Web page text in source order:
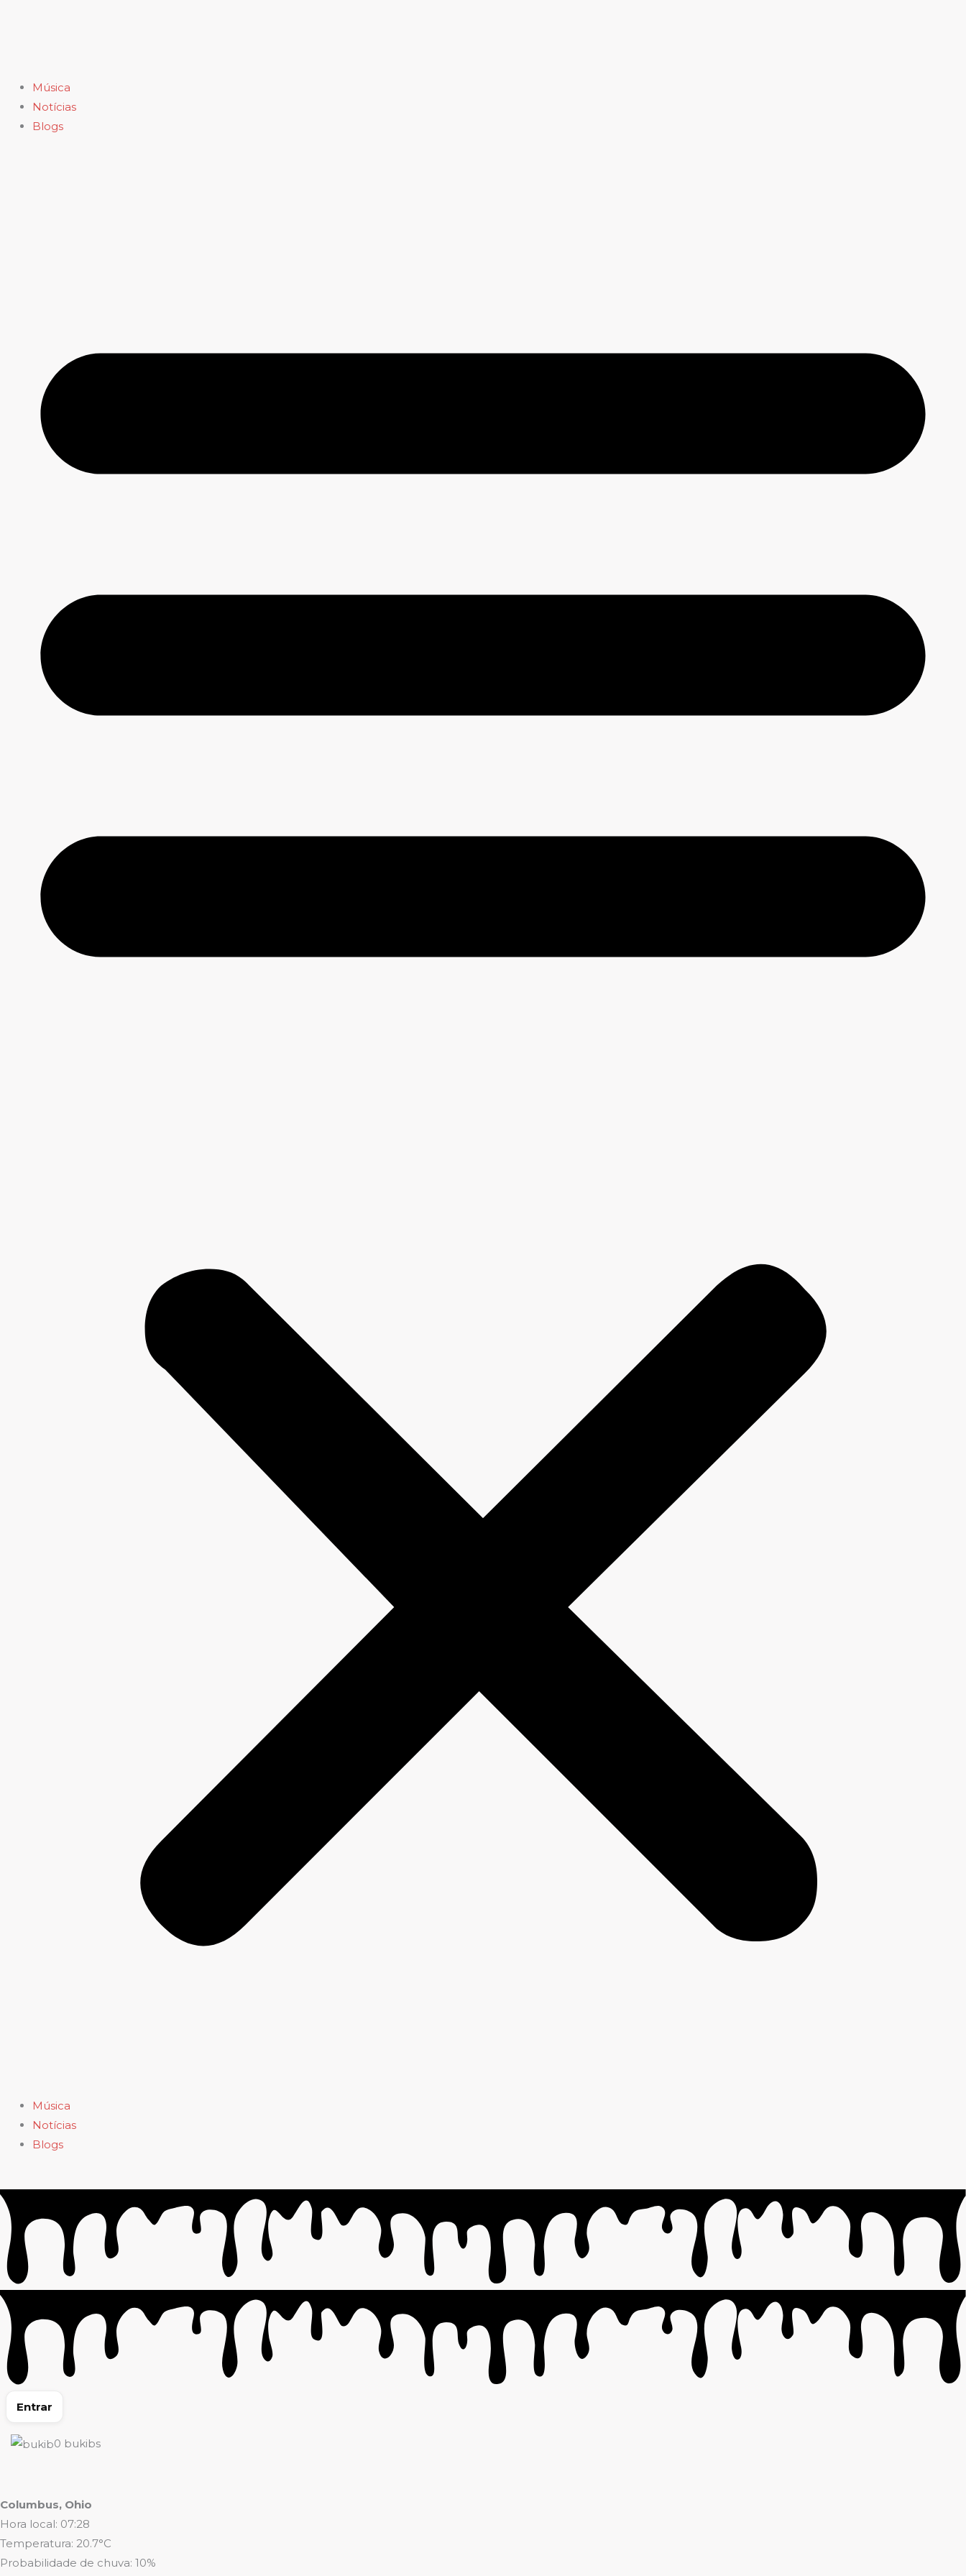
Música
Notícias
Blogs
Música
Notícias
Blogs
Entrar
0 bukibs
Columbus, Ohio
Hora local: 07:28
Temperatura: 20.7°C
Probabilidade de chuva: 10%